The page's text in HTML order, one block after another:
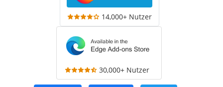
14,000+ Nutzer
30,000+ Nutzer